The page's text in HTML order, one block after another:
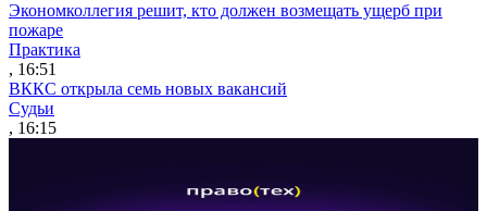
Экономколлегия решит, кто должен возмещать ущерб при
пожаре
Практика
, 16:51
ВККС открыла семь новых вакансий
Судьи
, 16:15